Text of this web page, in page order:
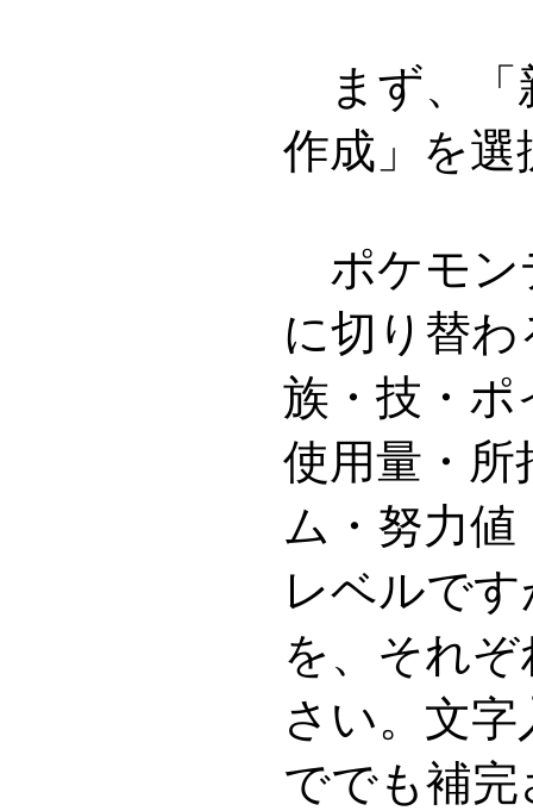
まず、「
作成」を選
ポケモン
に切り替
族・技・
使用量・
ム・努力値
レベルで
を、それ
さい。文
ででも補